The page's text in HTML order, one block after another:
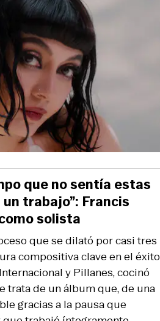
que se dilató por casi tres
compositiva clave en el éxito
y Pillanes, cocinó
trata de un álbum que, de una
gracias a la pausa que
que no sentía estas
trabajo”: Francis
solista